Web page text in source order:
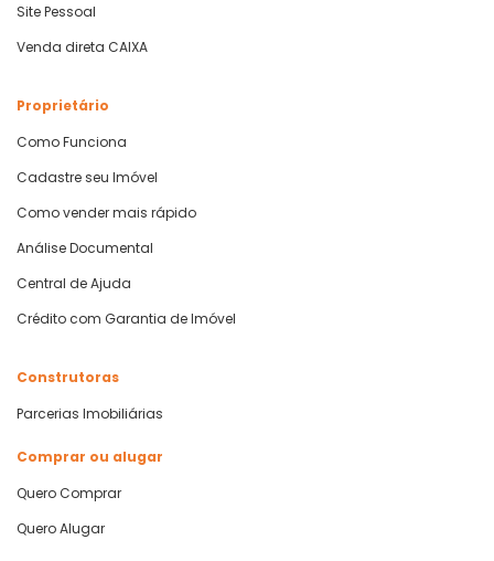
Site Pessoal
Venda direta CAIXA
Proprietário
Como Funciona
Cadastre seu Imóvel
Como vender mais rápido
Análise Documental
Central de Ajuda
Crédito com Garantia de Imóvel
Construtoras
Parcerias Imobiliárias
Comprar ou alugar
Quero Comprar
Quero Alugar